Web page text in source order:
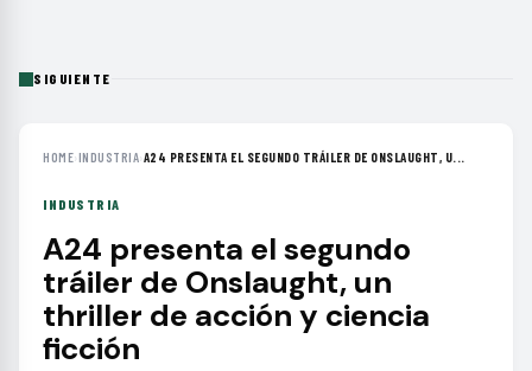
SIGUIENTE
HOME›INDUSTRIA›A24 PRESENTA EL SEGUNDO TRÁILER DE ONSLAUGHT, U...
INDUSTRIA
A24 presenta el segundo
tráiler de Onslaught, un
thriller de acción y ciencia
ficción